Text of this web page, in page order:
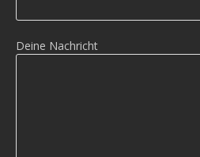
Deine Nachricht